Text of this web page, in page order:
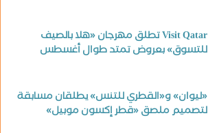
Visit Qatar تطلق مهرجان «هلا بالصيف
للتسوق» بعروض تمتد طوال أغسطس
«ليوان» و«القطري للتنس» يطلقان مسابقة
لتصميم ملصق «قطر إكسون موبيل»